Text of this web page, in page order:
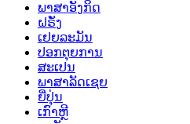
ພາສາອັງກິດ
ຝຣັ່ງ
ເຢຍລະມັນ
ປອກຕຸຍການ
ສະເປນ
ພາສາລັດເຊຍ
ຍີ່ປຸ່ນ
ເກົາຫຼີ